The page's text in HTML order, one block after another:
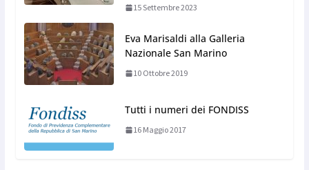
15 Settembre 2023
Eva Marisaldi alla Galleria
Nazionale San Marino
10 Ottobre 2019
Tutti i numeri dei FONDISS
16 Maggio 2017